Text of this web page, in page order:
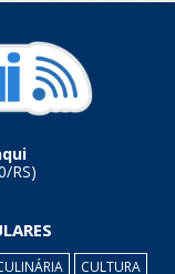
RS)
CULTURA